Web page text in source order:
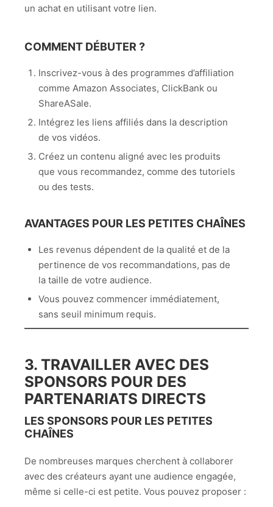
un achat en utilisant votre lien.
COMMENT DÉBUTER ?
Inscrivez-vous à des programmes d’affiliation
comme Amazon Associates, ClickBank ou
ShareASale.
Intégrez les liens affiliés dans la description
de vos vidéos.
Créez un contenu aligné avec les produits
que vous recommandez, comme des tutoriels
ou des tests.
AVANTAGES POUR LES PETITES CHAÎNES
Les revenus dépendent de la qualité et de la
pertinence de vos recommandations, pas de
la taille de votre audience.
Vous pouvez commencer immédiatement,
sans seuil minimum requis.
3. TRAVAILLER AVEC DES
SPONSORS POUR DES
PARTENARIATS DIRECTS
LES SPONSORS POUR LES PETITES
CHAÎNES
De nombreuses marques cherchent à collaborer
avec des créateurs ayant une audience engagée,
même si celle-ci est petite. Vous pouvez proposer :